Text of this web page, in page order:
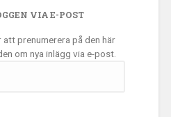
VIA E-POST
prenumerera på den här
om nya inlägg via e-post.